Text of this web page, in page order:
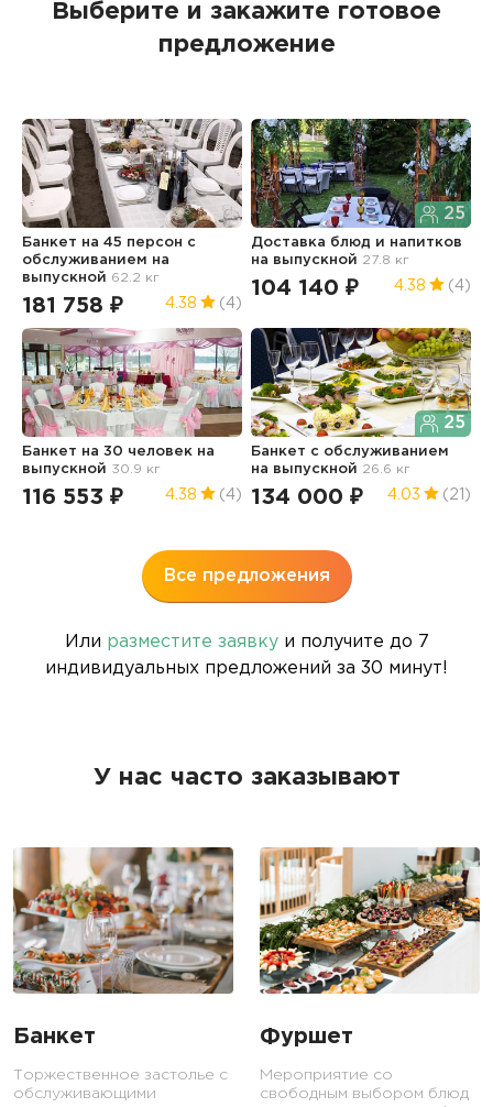
Выберите и закажите готовое
предложение
Банкет на 45 персон с
обслуживанием на
выпускной 62.2 кг
181 758 ₽ 4.38 (4)
25
Доставка блюд и напитков
на выпускной 27.8 кг
104 140 ₽ 4.38 (4)
Банкет на 30 человек на
выпускной 30.9 кг
116 553 ₽ 4.38 (4)
25
Банкет с обслуживанием
на выпускной 26.6 кг
134 000 ₽ 4.03 (21)
Все предложения
Или разместите заявкуи получите до 7
индивидуальных предложений за 30 минут!
У нас часто заказывают
Банкет
Торжественное застолье с
обслуживающими
Фуршет
Мероприятие со
свободным выбором блюд